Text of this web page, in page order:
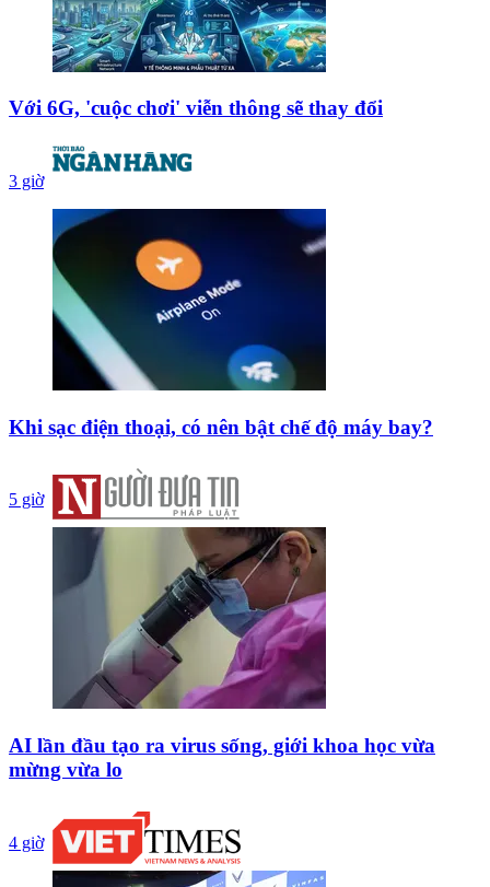
Với 6G, 'cuộc chơi' viễn thông sẽ thay đổi
3 giờ
Khi sạc điện thoại, có nên bật chế độ máy bay?
5 giờ
AI lần đầu tạo ra virus sống, giới khoa học vừa
mừng vừa lo
4 giờ